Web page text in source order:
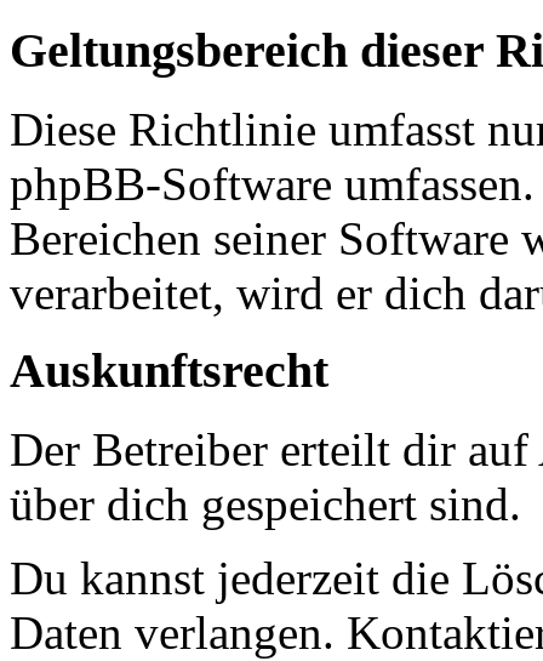
Geltungsbereich dieser
Diese Richtlinie umfasst
phpBB-Software
Bereichen seiner Software
verarbeitet, wird er dich
Auskunftsrecht
Der Betreiber erteilt dir
über dich gespeichert sind.
Du kannst jederzeit die
Daten verlangen.